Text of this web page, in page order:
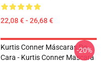
22,08 € - 26,68 €
Kurtis Conner Máscaras De
Cara - Kurtis Conner Mascara
-20%